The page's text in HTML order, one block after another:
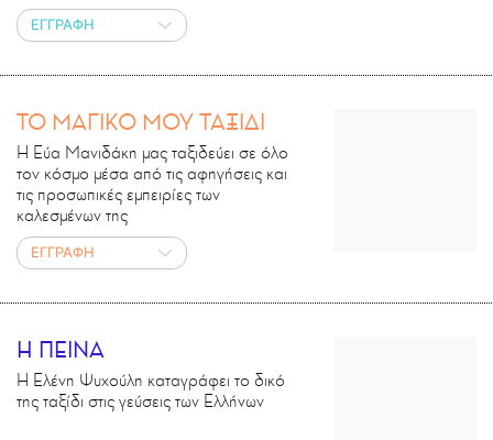
ΕΓΓΡΑΦΗ
ΤΟ ΜΑΓΙΚΟ ΜΟΥ ΤΑΞΙΔΙ
Η Εύα Μανιδάκη μας ταξιδεύει σε όλο
τον κόσμο μέσα από τις αφηγήσεις και
τις προσωπικές εμπειρίες των
καλεσμένων της
ΕΓΓΡΑΦΗ
Η ΠΕΙΝΑ
Η Ελένη Ψυχούλη καταγράφει το δικό
της ταξίδι στις γεύσεις των Ελλήνων